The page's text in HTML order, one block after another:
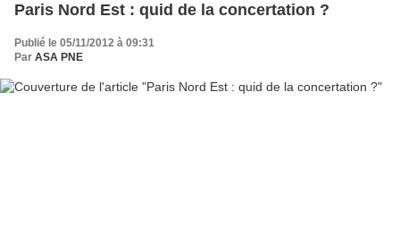
Paris Nord Est : quid de la concertation ?
Publié le 05/11/2012 à 09:31
Par ASA PNE